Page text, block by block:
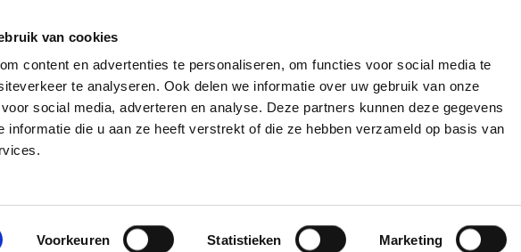
van cookies
content en advertenties te personaliseren, om functies voor social media te
te analyseren. Ook delen we informatie over uw gebruik van onze
social media, adverteren en analyse. Deze partners kunnen deze gegevens
informatie die u aan ze heeft verstrekt of die ze hebben verzameld op basis van
Voorkeuren Statistieken Marketing
Home Over Ons Nieuws Merken Producten